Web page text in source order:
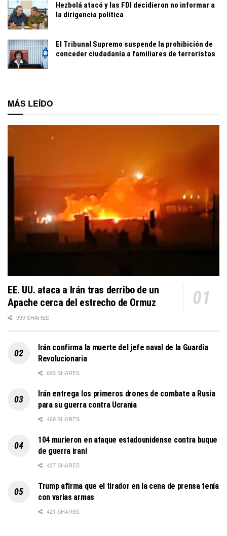
Hezbolá atacó y las FDI decidieron no informar a
la dirigencia política
El Tribunal Supremo suspende la prohibición de
conceder ciudadanía a familiares de terroristas
MÁS LEÍDO
EE. UU. ataca a Irán tras derribo de un
Apache cerca del estrecho de Ormuz
999 SHARES
Irán confirma la muerte del jefe naval de la Guardia
Revolucionaria
693 SHARES
Irán entrega los primeros drones de combate a Rusia
para su guerra contra Ucrania
469 SHARES
104 murieron en ataque estadounidense contra buque
de guerra iraní
427 SHARES
Trump afirma que el tirador en la cena de prensa tenía
con varias armas
421 SHARES